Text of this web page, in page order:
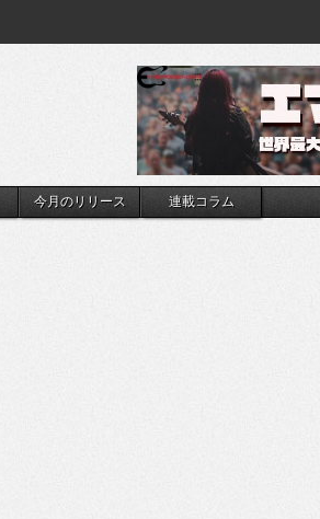
今月のリリース 連載コラム